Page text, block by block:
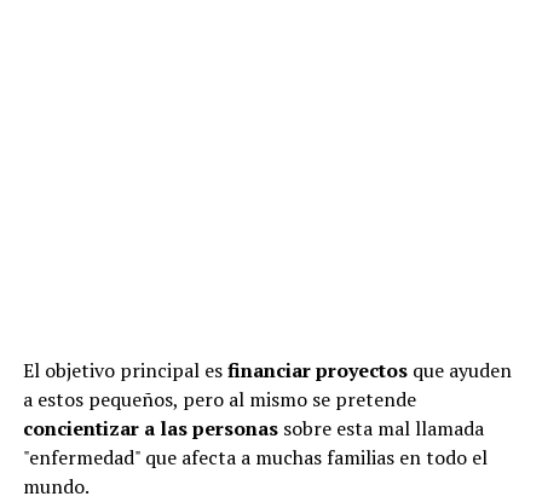
El objetivo principal esfinanciar proyectosque ayuden
a estos pequeños, pero al mismo se pretende
concientizar a las personassobre esta mal llamada
"enfermedad" que afecta a muchas familias en todo el
mundo.